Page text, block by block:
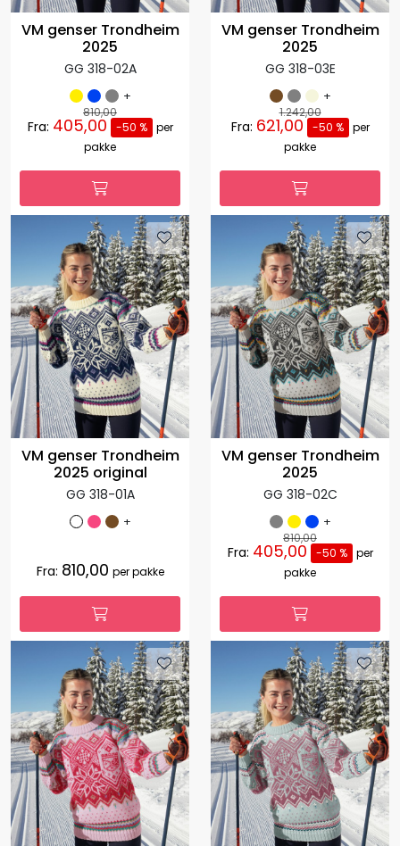
VM genser Trondheim
2025
GG 318-02A
+
810,00
Fra: 405,00 -50 %
per
pakke
VM genser Trondheim
2025
GG 318-03E
+
1.242,00
Fra: 621,00 -50 %
per
pakke
VM genser Trondheim
2025 original
GG 318-01A
+
Fra: 810,00 per pakke
VM genser Trondheim
2025
GG 318-02C
+
810,00
Fra: 405,00 -50 %
per
pakke